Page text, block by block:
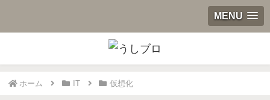
MENU
ホーム IT 仮想化